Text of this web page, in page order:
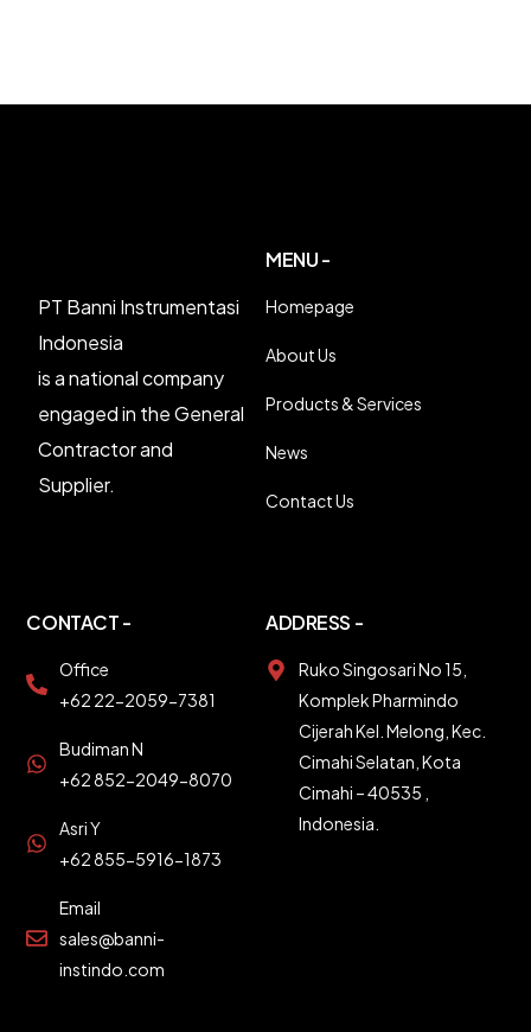
PT Banni Instrumentasi
Indonesia
is a national company
engaged in the General
Contractor and
Supplier.
MENU -
Homepage
About Us
Products & Services
News
Contact Us
CONTACT -
Office
+62 22-2059-7381
Budiman N
+62 852-2049-8070
Asri Y
+62 855-5916-1873
Email
sales@banni-
instindo.com
ADDRESS -
Ruko Singosari No 15,
Komplek Pharmindo
Cijerah Kel. Melong, Kec.
Cimahi Selatan, Kota
Cimahi – 40535 ,
Indonesia.